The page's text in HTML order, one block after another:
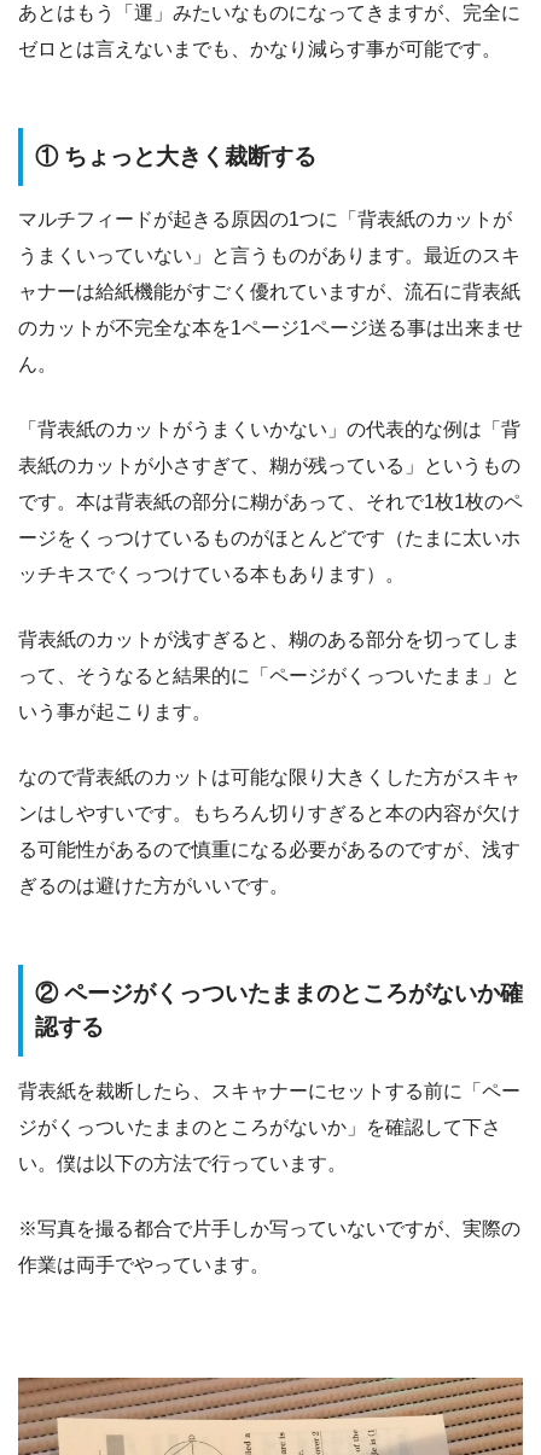
あとはもう「運」みたいなものになってきますが、完全に
ゼロとは言えないまでも、かなり減らす事が可能です。
① ちょっと大きく裁断する
マルチフィードが起きる原因の1つに「背表紙のカットが
うまくいっていない」と言うものがあります。最近のスキ
ャナーは給紙機能がすごく優れていますが、流石に背表紙
のカットが不完全な本を1ページ1ページ送る事は出来ませ
ん。
「背表紙のカットがうまくいかない」の代表的な例は「背
表紙のカットが小さすぎて、糊が残っている」というもの
です。本は背表紙の部分に糊があって、それで1枚1枚のペ
ージをくっつけているものがほとんどです（たまに太いホ
ッチキスでくっつけている本もあります）。
背表紙のカットが浅すぎると、糊のある部分を切ってしま
って、そうなると結果的に「ページがくっついたまま」と
いう事が起こります。
なので背表紙のカットは可能な限り大きくした方がスキャ
ンはしやすいです。もちろん切りすぎると本の内容が欠け
る可能性があるので慎重になる必要があるのですが、浅す
ぎるのは避けた方がいいです。
② ページがくっついたままのところがないか確
認する
背表紙を裁断したら、スキャナーにセットする前に「ペー
ジがくっついたままのところがないか」を確認して下さ
い。僕は以下の方法で行っています。
※写真を撮る都合で片手しか写っていないですが、実際の
作業は両手でやっています。